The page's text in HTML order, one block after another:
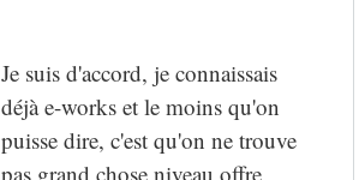
Je suis d'accord, je connaissais
déjà e-works et le moins qu'on
puisse dire, c'est qu'on ne trouve
pas grand chose niveau offre